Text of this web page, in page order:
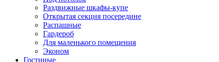
Раздвижные шкафы-купе
Открытая секция посередине
Распашные
Гардероб
Для маленького помещения
Эконом
Гостиные